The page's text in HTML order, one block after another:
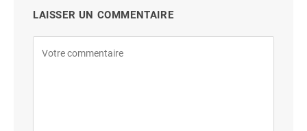
LAISSER UN COMMENTAIRE